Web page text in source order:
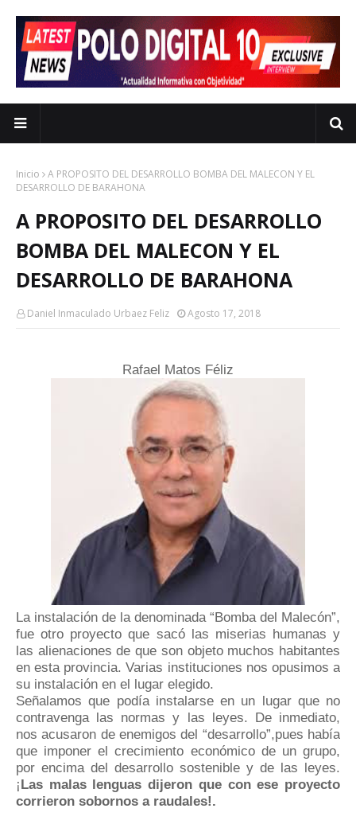
Inicio
A PROPOSITO DEL DESARROLLO BOMBA DEL MALECON Y EL
DESARROLLO DE BARAHONA
A PROPOSITO DEL DESARROLLO
BOMBA DEL MALECON Y EL
DESARROLLO DE BARAHONA
Daniel Inmaculado Urbaez Feliz Agosto 17, 2018
Rafael Matos Féliz
La instalación de la denominada “Bomba del Malecón”,
fue otro proyecto que sacó las miserias humanas y
las alienaciones de que son objeto muchos habitantes
en esta provincia. Varias instituciones nos opusimos a
su instalación en el lugar elegido.
Señalamos que podía instalarse en un lugar que no
contravenga las normas y las leyes. De inmediato,
nos acusaron de enemigos del “desarrollo”,pues había
que imponer el crecimiento económico de un grupo,
por encima del desarrollo sostenible y de las leyes.
¡Las malas lenguas dijeron que con ese proyecto
corrieron sobornos a raudales!.